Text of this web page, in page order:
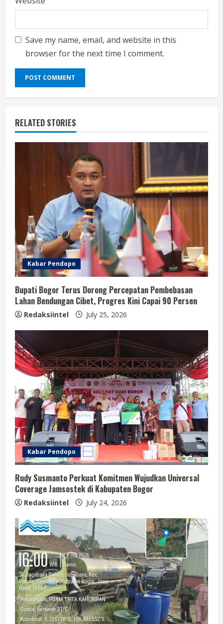
Save my name, email, and website in this
browser for the next time I comment.
RELATED STORIES
Kabar Pendopo
Bupati Bogor Terus Dorong Percepatan Pembebasan
Lahan Bendungan Cibet, Progres Kini Capai 90 Persen
Redaksiintel July 25, 2026
Kabar Pendopo
Rudy Susmanto Perkuat Komitmen Wujudkan Universal
Coverage Jamsostek di Kabupaten Bogor
Redaksiintel July 24, 2026